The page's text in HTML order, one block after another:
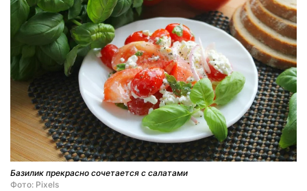
Базилик прекрасно сочетается с салатами
Фото: Pixels